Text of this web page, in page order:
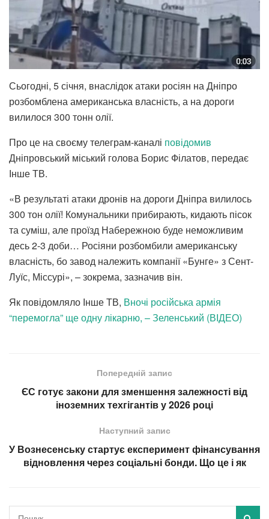
Сьогодні, 5 січня, внаслідок атаки росіян на Дніпро
розбомблена американська власність, а на дороги
вилилося 300 тонн олії.
Про це на своєму телеграм-каналі повідомив
Дніпровський міський голова Борис Філатов, передає
Інше ТВ.
«В результаті атаки дронів на дороги Дніпра вилилось
300 тон олії! Комунальники прибирають, кидають пісок
та суміш, але проїзд Набережною буде неможливим
десь 2-3 доби… Росіяни розбомбили американську
власність, бо завод належить компанії «Бунге» з Сент-
Луїс, Міссурі», – зокрема, зазначив він.
Як повідомляло Інше ТВ, Вночі російська армія
“перемогла” ще одну лікарню, – Зеленський (ВІДЕО)
Попередній запис
ЄС готує закони для зменшення залежності від
іноземних техгігантів у 2026 році
Наступний запис
У Вознесенську стартує експеримент фінансування
відновлення через соціальні бонди. Що це і як